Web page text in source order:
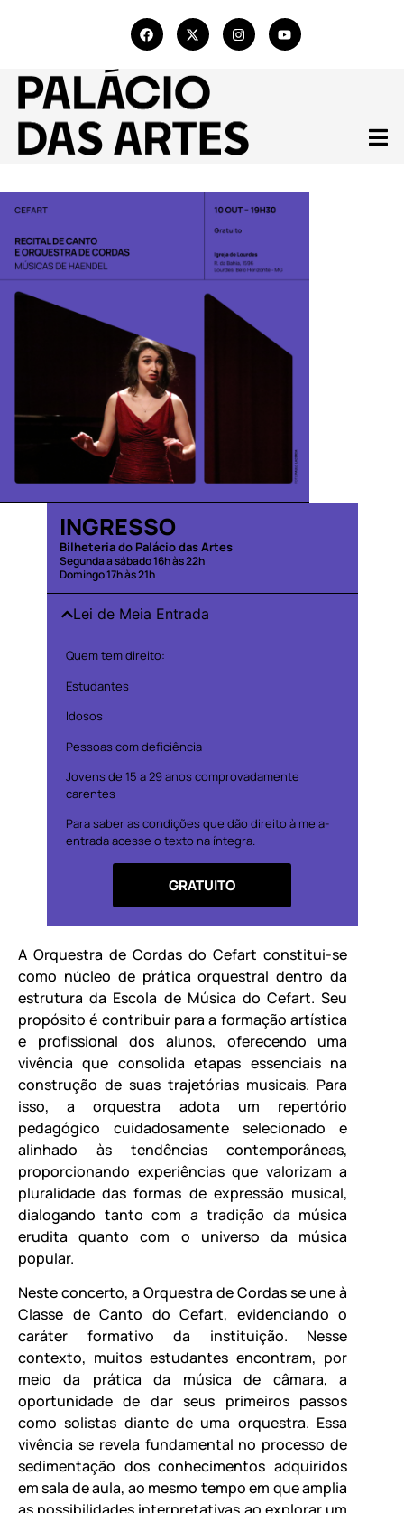
INGRESSO
Bilheteria do Palácio das Artes
Segunda a sábado 16h às 22h
Domingo 17h às 21h
Lei de Meia Entrada
Quem tem direito:
Estudantes
Idosos
Pessoas com deficiência
Jovens de 15 a 29 anos comprovadamente
carentes
Para saber as condições que dão direito à meia-
entrada acesse o texto na íntegra.
GRATUITO
A Orquestra de Cordas do Cefart constitui-se
como núcleo de prática orquestral dentro da
estrutura da Escola de Música do Cefart. Seu
propósito é contribuir para a formação artística
e profissional dos alunos, oferecendo uma
vivência que consolida etapas essenciais na
construção de suas trajetórias musicais. Para
isso, a orquestra adota um repertório
pedagógico cuidadosamente selecionado e
alinhado às tendências contemporâneas,
proporcionando experiências que valorizam a
pluralidade das formas de expressão musical,
dialogando tanto com a tradição da música
erudita quanto com o universo da música
popular.
Neste concerto, a Orquestra de Cordas se une à
Classe de Canto do Cefart, evidenciando o
caráter formativo da instituição. Nesse
contexto, muitos estudantes encontram, por
meio da prática da música de câmara, a
oportunidade de dar seus primeiros passos
como solistas diante de uma orquestra. Essa
vivência se revela fundamental no processo de
sedimentação dos conhecimentos adquiridos
em sala de aula, ao mesmo tempo em que amplia